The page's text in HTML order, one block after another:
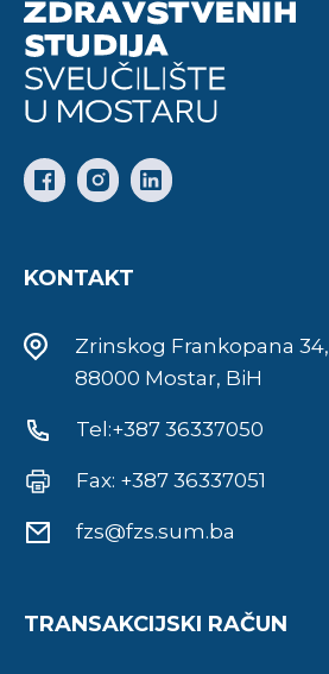
KONTAKT
Zrinskog Frankopana 34,
88000 Mostar, BiH
Tel:+387 36337050
Fax: +387 36337051
fzs@fzs.sum.ba
TRANSAKCIJSKI RAČUN